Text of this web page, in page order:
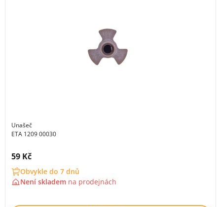
Unašeč
ETA 1209 00030
Cena s DPH:
59 Kč
Obvykle do 7 dnů
Není skladem na prodejnách